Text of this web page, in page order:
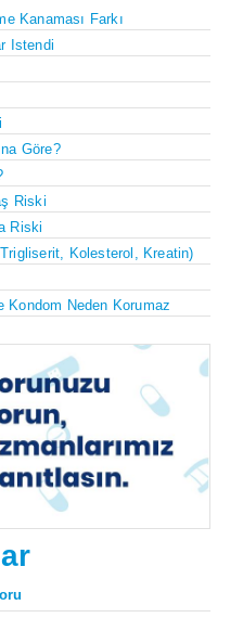
Kanaması Farkı
Istendi
Göre?
Riski
Riski
Kolesterol, Kreatin)
Kondom Neden Korumaz